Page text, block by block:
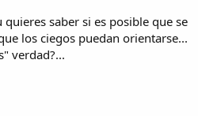
saber si es posible que se
los ciegos puedan orientarse...
verdad?...